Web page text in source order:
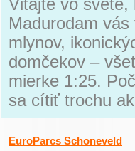
Vitajte vo svete,
Madurodam
mlynov,
domčekov –
mierke 1:25.
sa cítiť trochu
EuroParcs Schoneveld